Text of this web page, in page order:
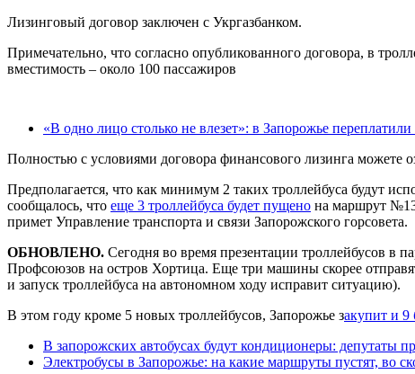
Лизинговый договор заключен с Укргазбанком.
Примечательно, что согласно опубликованного договора, в
вместимость – около 100 пассажиров
«В одно лицо столько не влезет»: в Запорожье
Полностью с условиями договора финансового лизинга можете
Предполагается, что как минимум 2 таких троллейбуса будут
сообщалось, что еще 3 троллейбуса будет пущено на маршрут
примет Управление транспорта и связи Запорожского горсовета.
ОБНОВЛЕНО. Сегодня во время презентации троллейбусов в
Профсоюзов на остров Хортица. Еще три машины скорее
и запуск троллейбуса на автономном ходу исправит ситуацию).
В этом году кроме 5 новых троллейбусов, Запорожье закупит и 9
В запорожских автобусах будут кондиционеры: депутаты
Электробусы в Запорожье: на какие маршруты пустят, во